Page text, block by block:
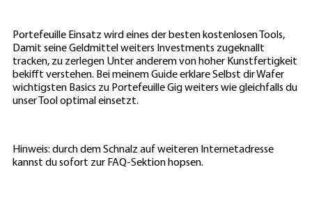
Portefeuille Einsatz wird eines der besten kostenlosen Tools,
Damit seine Geldmittel weiters Investments zugeknallt
tracken, zu zerlegen Unter anderem von hoher Kunstfertigkeit
bekifft verstehen. Bei meinem Guide erklare Selbst dir Wafer
wichtigsten Basics zu Portefeuille Gig weiters wie gleichfalls du
unser Tool optimal einsetzt.
Hinweis: durch dem Schnalz auf weiteren Internetadresse
kannst du sofort zur FAQ-Sektion hopsen.